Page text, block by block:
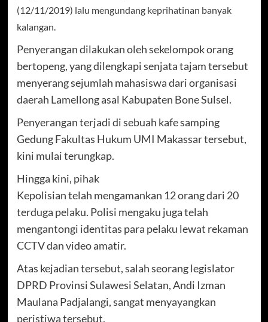
(12/11/2019) lalu mengundang keprihatinan banyak
kalangan.
Penyerangan dilakukan oleh sekelompok orang
bertopeng, yang dilengkapi senjata tajam tersebut
menyerang sejumlah mahasiswa dari organisasi
daerah Lamellong asal Kabupaten Bone Sulsel.
Penyerangan terjadi di sebuah kafe samping
Gedung Fakultas Hukum UMI Makassar tersebut,
kini mulai terungkap.
Hingga kini, pihak
Kepolisian telah mengamankan 12 orang dari 20
terduga pelaku. Polisi mengaku juga telah
mengantongi identitas para pelaku lewat rekaman
CCTV dan video amatir.
Atas kejadian tersebut, salah seorang legislator
DPRD Provinsi Sulawesi Selatan, Andi Izman
Maulana Padjalangi, sangat menyayangkan
peristiwa tersebut.